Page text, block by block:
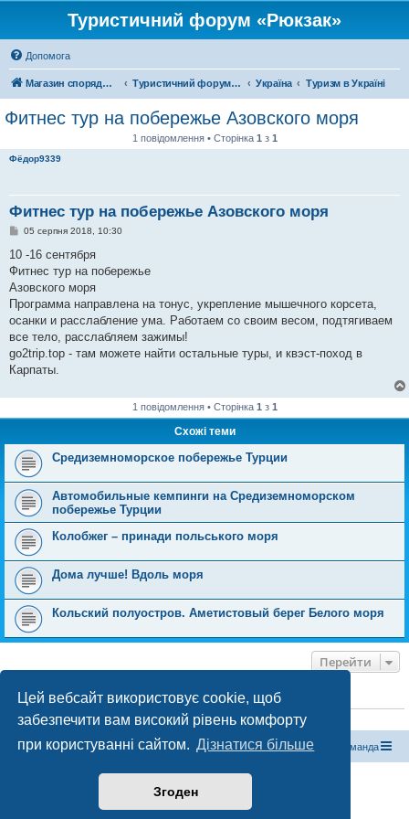
Цей вебсайт використовує cookie, щоб
забезпечити вам високий рівень комфорту
при користуванні сайтом. Дізнатися більше
Згоден
Туристичний форум «Рюкзак»
Допомога
Магазин спорядження Туристичний форум «Рюкзак» Україна Туризм в Україні
Фитнес тур на побережье Азовского моря
1 повідомлення • Сторінка 1 з 1
Фёдор9339
Фитнес тур на побережье Азовского моря
П
в
д
о
л
е
н
я
05 серпня 2018, 10:30
10 -16 сентября
Фитнес тур на побережье
Азовского моря
Программа направлена на тонус, укрепление мышечного корсета,
осанки и расслабление ума. Работаем со своим весом, подтягиваем
все тело, расслабляем зажимы!
go2trip.top - там можете найти остальные туры, и квэст-поход в
Карпаты.
1 повідомлення • Сторінка 1 з 1
Схожі теми
Средиземноморское побережье Турции
Автомобильные кемпинги на Средиземноморском
побережье Турции
Колобжег – принади польського моря
Дома лучше! Вдоль моря
Кольский полуостров. Аметистовый берег Белого моря
Перейти
ХТО ЗАРАЗ ОНЛАЙН
Зараз переглядають цей форум:ClaudeBot [бот ШІ]і 0 гостей
Магазин спорядження Туристичний форум «Рюкзак» Команда
Працює на phpBB® Forum Software © phpBB Limited
Конфіденційність